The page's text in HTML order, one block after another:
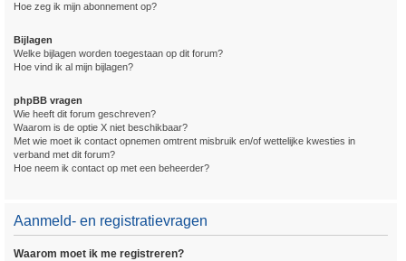
Hoe zeg ik mijn abonnement op?
Bijlagen
Welke bijlagen worden toegestaan op dit forum?
Hoe vind ik al mijn bijlagen?
phpBB vragen
Wie heeft dit forum geschreven?
Waarom is de optie X niet beschikbaar?
Met wie moet ik contact opnemen omtrent misbruik en/of wettelijke kwesties in
verband met dit forum?
Hoe neem ik contact op met een beheerder?
Aanmeld- en registratievragen
Waarom moet ik me registreren?